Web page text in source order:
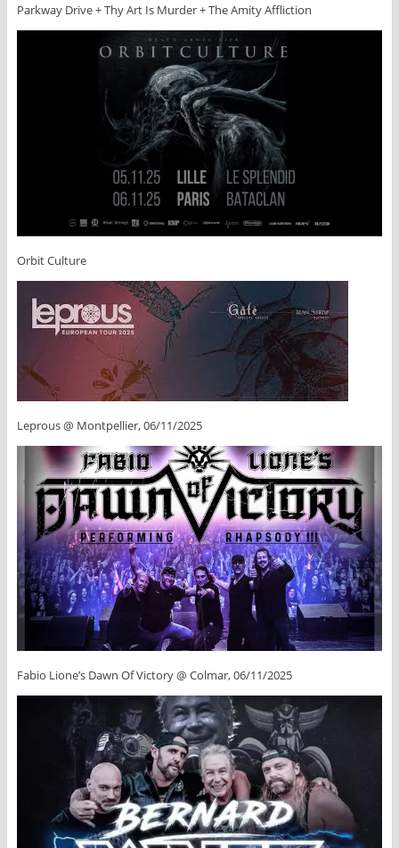
Parkway Drive + Thy Art Is Murder + The Amity Affliction
Orbit Culture
Leprous @ Montpellier, 06/11/2025
Fabio Lione’s Dawn Of Victory @ Colmar, 06/11/2025